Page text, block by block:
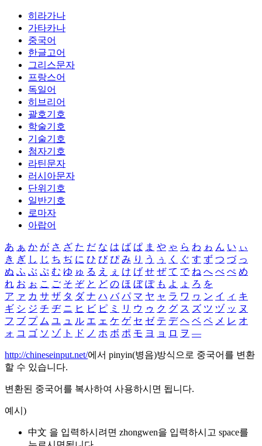
히라가나
가타카나
중국어
한글고어
그리스문자
프랑스어
독일어
히브리어
괄호기호
학술기호
기술기호
첨자기호
라틴문자
러시아문자
단위기호
일반기호
로마자
아랍어
あ ぁ か が さ ざ た だ な は ば ぱ ま や ゃ ら わ ゎ ん い ぃ
き ぎ し じ ち ぢ に ひ び ぴ み り う ぅ く ぐ す ず つ づ っ
ぬ ふ ぶ ぷ む ゆ ゅ る え ぇ け げ せ ぜ て で ね へ べ ぺ め
れ お ぉ こ ご そ ぞ と ど の ほ ぼ ぽ も よ ょ ろ を
ア ァ カ サ ザ タ ダ ナ ハ バ パ マ ヤ ャ ラ ワ ヮ ン イ ィ キ
ギ シ ジ チ ヂ ニ ヒ ビ ピ ミ リ ウ ゥ ク グ ス ズ ツ ヅ ッ ヌ
フ ブ プ ム ユ ュ ル エ ェ ケ ゲ セ ゼ テ デ ヘ ベ ペ メ レ オ
ォ コ ゴ ソ ゾ ト ド ノ ホ ボ ポ モ ヨ ョ ロ ヲ ―
http://chineseinput.net/에서 pinyin(병음)방식으로 중국어를 변환
할 수 있습니다.
변환된 중국어를 복사하여 사용하시면 됩니다.
예시)
中文 을 입력하시려면 zhongwen을 입력하시고 space를